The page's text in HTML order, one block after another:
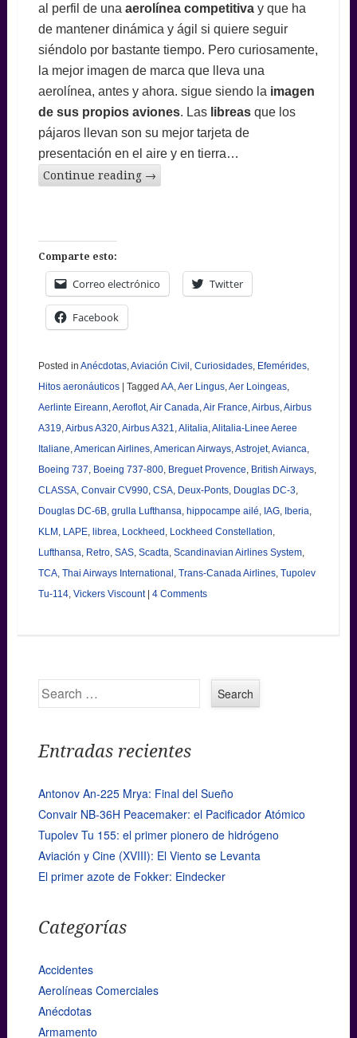
al perfil de una aerolínea competitivay que ha
de mantener dinámica y ágil si quiere seguir
siéndolo por bastante tiempo. Pero curiosamente,
la mejor imagen de marca que lleva una
aerolínea, antes y ahora. sigue siendo la imagen
de sus propios aviones. Laslibreasque los
pájaros llevan son su mejor tarjeta de
presentación en el aire y en tierra…
Continue reading →
Comparte esto:
Correo electrónico Twitter
Facebook
Posted in Anécdotas,Aviación Civil , Curiosidades, Efemérides,
Hitos aeronáuticos
Tagged AA,Aer Lingus,Aer Loingeas,
Aerlinte Eireann,Aeroflot,Air Canada,Air France,Airbus,Airbus
A319,Airbus A320,Airbus A321,Alitalia,Alitalia-Linee Aeree
Italiane,American Airlines,American Airways,Astrojet,Avianca,
Boeing 737, Boeing 737-800, Breguet Provence, British Airways,
CLASSA, Convair CV990, CSA, Deux-Ponts, Douglas DC-3,
Douglas DC-6B, grulla Lufthansa, hippocampe ailé, IAG, Iberia,
KLM , LAPE, librea, Lockheed , Lockheed Constellation,
Lufthansa, Retro, SAS, Scadta, Scandinavian Airlines System,
TCA, Thai Airways International , Trans-Canada Airlines, Tupolev
Tu-114, Vickers Viscount 4 Comments
Search
Entradas recientes
Antonov An-225 Mrya: Final del Sueño
Convair NB-36H Peacemaker: el Pacificador Atómico
Tupolev Tu 155: el primer pionero de hidrógeno
Aviación y Cine (XVIII): El Viento se Levanta
El primer azote de Fokker: Eindecker
Categorías
Accidentes
Aerolíneas Comerciales
Anécdotas
Armamento